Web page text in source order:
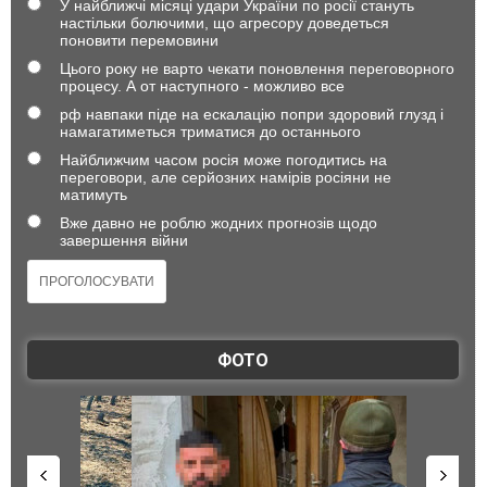
У найближчі місяці удари України по росії стануть
настільки болючими, що агресору доведеться
поновити перемовини
Цього року не варто чекати поновлення переговорного
процесу. А от наступного - можливо все
рф навпаки піде на ескалацію попри здоровий глузд і
намагатиметься триматися до останнього
Найближчим часом росія може погодитись на
переговори, але серйозних намірів росіяни не
матимуть
Вже давно не роблю жодних прогнозів щодо
завершення війни
ФОТО